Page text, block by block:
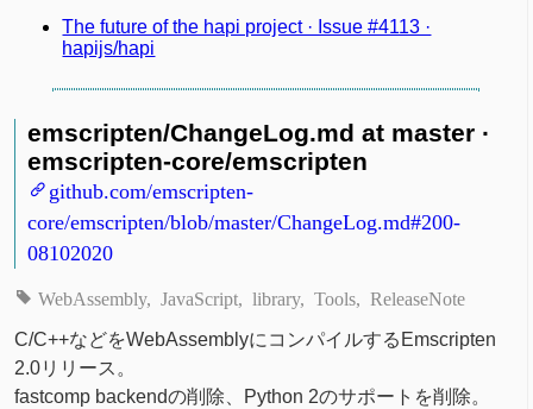
The future of the hapi project · Issue #4113 ·
hapijs/hapi
emscripten/ChangeLog.md at master ·
emscripten-core/emscripten
github.com/emscripten-
core/emscripten/blob/master/ChangeLog.md#200-
08102020
WebAssembly JavaScript library Tools ReleaseNote
C/C++などをWebAssemblyにコンパイルするEmscripten
2.0リリース。
fastcomp backendの削除、Python 2のサポートを削除。